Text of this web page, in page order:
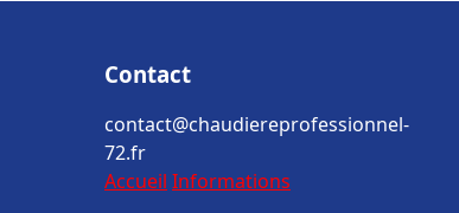
Contact
contact@chaudiereprofessionnel-
72.fr
Accueil Informations